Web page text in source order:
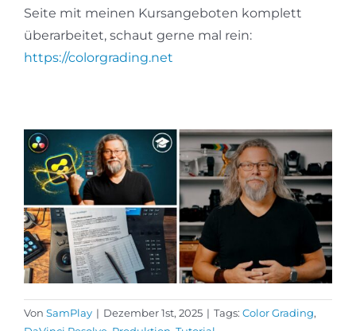
Seite mit meinen Kursangeboten komplett
überarbeitet, schaut gerne mal rein:
https://colorgrading.net
Von SamPlay | Dezember 1st, 2025 | Tags: Color Grading,